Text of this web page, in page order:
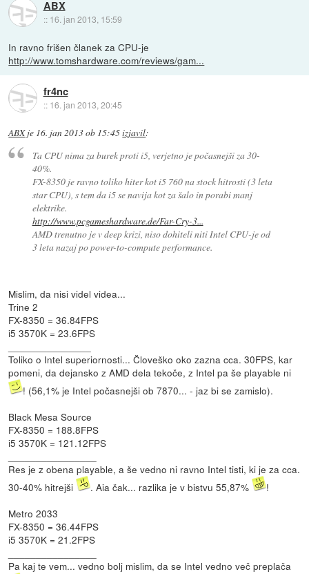
ABX
:: 16. jan 2013, 15:59
In ravno frišen članek za CPU-je
http://www.tomshardware.com/reviews/gam...
fr4nc
:: 16. jan 2013, 20:45
ABXje 16. jan 2013 ob 15:45izjavil:
Ta CPU nima za burek proti i5, verjetno je počasnejši za 30-
40%.
FX-8350 je ravno toliko hiter kot i5 760 na stock hitrosti (3 leta
star CPU), s tem da i5 se navija kot za šalo in porabi manj
elektrike.
http://www.pcgameshardware.de/Far-Cry-3...
AMD trenutno je v deep krizi, niso dohiteli niti Intel CPU-je od
3 leta nazaj po power-to-compute performance.
Mislim, da nisi videl videa...
Trine 2
FX-8350 = 36.84FPS
i5 3570K = 23.6FPS
Toliko o Intel superiornosti... Človeško oko zazna cca. 30FPS, kar
pomeni, da dejansko z AMD dela tekoče, z Intel pa še playable ni
! (56,1% je Intel počasnejši ob 7870... - jaz bi se zamislo).
Black Mesa Source
FX-8350 = 188.8FPS
i5 3570K = 121.12FPS
Res je z obena playable, a še vedno ni ravno Intel tisti, ki je za cca.
30-40% hitrejši
. Aia čak... razlika je v bistvu 55,87%
!
Metro 2033
FX-8350 = 36.44FPS
i5 3570K = 21.2FPS
Pa kaj te vem... vedno bolj mislim, da se Intel vedno več preplača